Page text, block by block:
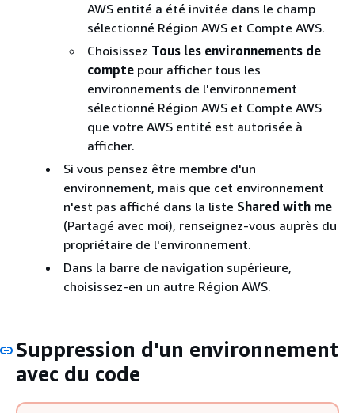
AWS entité a été invitée dans le champ
sélectionné Région AWS et Compte AWS.
Choisissez Tous les environnements de
compte pour afficher tous les
environnements de l'environnement
sélectionné Région AWS et Compte AWS
que votre AWS entité est autorisée à
afficher.
Si vous pensez être membre d'un
environnement, mais que cet environnement
n'est pas affiché dans la liste Shared with me
(Partagé avec moi), renseignez-vous auprès du
propriétaire de l'environnement.
Dans la barre de navigation supérieure,
choisissez-en un autre Région AWS.
Suppression d'un environnement
avec du code